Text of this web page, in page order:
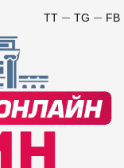
FB
TG
TT